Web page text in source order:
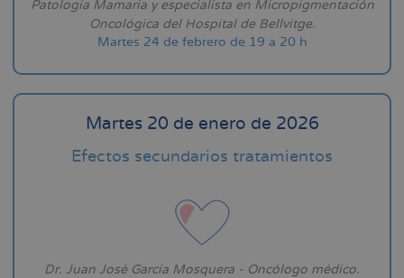
Patología Mamaria y especialista en Micropigmentación
Oncológica del Hospital de Bellvitge.
Martes 24 de febrero de 19 a 20 h
Martes 20 de enero de 2026
Efectos secundarios tratamientos
Dr. Juan José García Mosquera - Oncólogo médico.